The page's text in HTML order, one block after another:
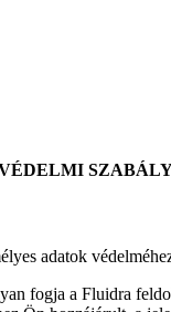
adatok
fogja a Fluidra